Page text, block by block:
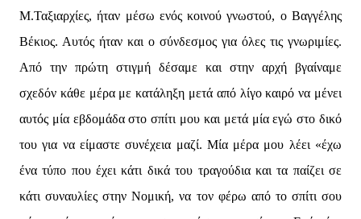
Μ.Ταξιαρχίες, ήταν μέσω ενός κοινού γνωστού, ο Βαγγέλης
Βέκιος. Αυτός ήταν και ο σύνδεσμος για όλες τις γνωριμίες.
Από την πρώτη στιγμή δέσαμε και στην αρχή βγαίναμε
σχεδόν κάθε μέρα με κατάληξη μετά από λίγο καιρό να μένει
αυτός μία εβδομάδα στο σπίτι μου και μετά μία εγώ στο δικό
του για να είμαστε συνέχεια μαζί. Μία μέρα μου λέει «έχω
ένα τύπο που έχει κάτι δικά του τραγούδια και τα παίζει σε
κάτι συναυλίες στην Νομική, να τον φέρω από το σπίτι σου